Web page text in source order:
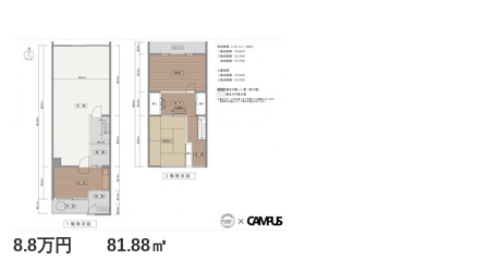
8.8万円 81.88㎡